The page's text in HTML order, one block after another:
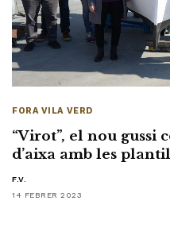
FORA VILA VERD
“Virot”, el nou gussi
d’aixa amb les
F.V.
14 FEBRER 2023